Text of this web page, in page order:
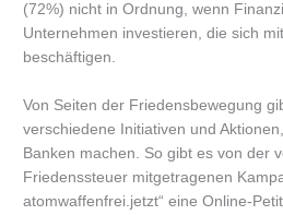
(72%) nicht in Ordnung, wenn
Unternehmen investieren, die sich
beschäftigen.
Von Seiten der Friedensbewegung
verschiedene Initiativen und
Banken machen. So gibt es von der
Friedenssteuer mitgetragenen
atomwaffenfrei.jetzt“ eine Online-